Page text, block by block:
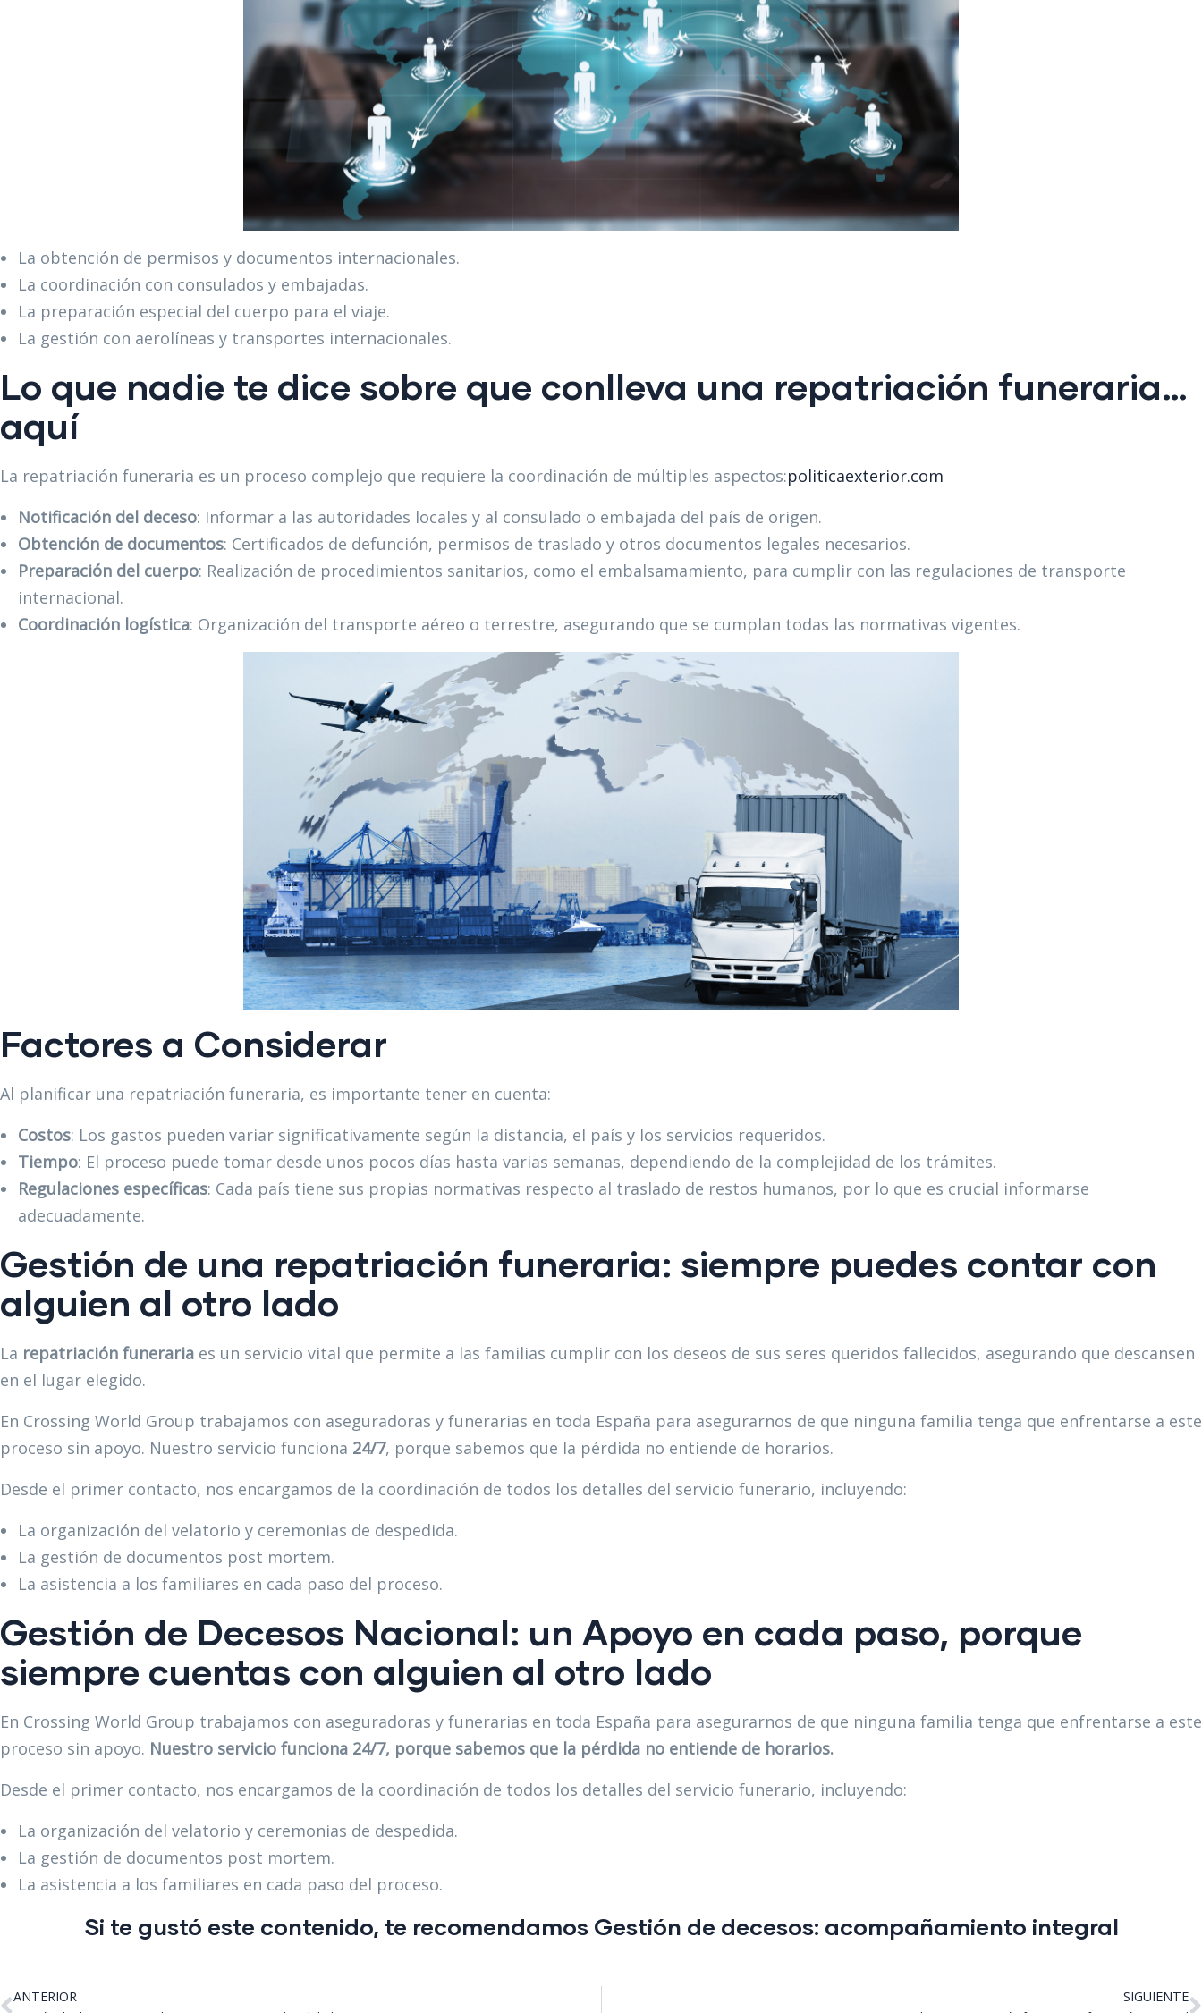
La obtención de permisos y documentos internacionales.
La coordinación con consulados y embajadas.
La preparación especial del cuerpo para el viaje.
La gestión con aerolíneas y transportes internacionales.
Lo que nadie te dice sobre que conlleva una repatriación funeraria…
aquí
La repatriación funeraria es un proceso complejo que requiere la coordinación de múltiples aspectos:​politicaexterior.com
Notificación del deceso: Informar a las autoridades locales y al consulado o embajada del país de origen.​
Obtención de documentos: Certificados de defunción, permisos de traslado y otros documentos legales necesarios.​
Preparación del cuerpo: Realización de procedimientos sanitarios, como el embalsamamiento, para cumplir con las regulaciones de transporte
internacional.​
Coordinación logística: Organización del transporte aéreo o terrestre, asegurando que se cumplan todas las normativas vigentes.​
Factores a Considerar
Al planificar una repatriación funeraria, es importante tener en cuenta:
Costos: Los gastos pueden variar significativamente según la distancia, el país y los servicios requeridos.​
Tiempo: El proceso puede tomar desde unos pocos días hasta varias semanas, dependiendo de la complejidad de los trámites.​
Regulaciones específicas: Cada país tiene sus propias normativas respecto al traslado de restos humanos, por lo que es crucial informarse
adecuadamente.​
Gestión de una repatriación funeraria: siempre puedes contar con
alguien al otro lado
La repatriación funeraria es un servicio vital que permite a las familias cumplir con los deseos de sus seres queridos fallecidos, asegurando que descansen
en el lugar elegido.
En Crossing World Group trabajamos con aseguradoras y funerarias en toda España para asegurarnos de que ninguna familia tenga que enfrentarse a este
proceso sin apoyo. Nuestro servicio funciona 24/7, porque sabemos que la pérdida no entiende de horarios.
Desde el primer contacto, nos encargamos de la coordinación de todos los detalles del servicio funerario, incluyendo:
La organización del velatorio y ceremonias de despedida.
La gestión de documentos post mortem.
La asistencia a los familiares en cada paso del proceso.
Gestión de Decesos Nacional: un Apoyo en cada paso, porque
siempre cuentas con alguien al otro lado
En Crossing World Group trabajamos con aseguradoras y funerarias en toda España para asegurarnos de que ninguna familia tenga que enfrentarse a este
proceso sin apoyo. Nuestro servicio funciona 24/7, porque sabemos que la pérdida no entiende de horarios.
Desde el primer contacto, nos encargamos de la coordinación de todos los detalles del servicio funerario, incluyendo:
La organización del velatorio y ceremonias de despedida.
La gestión de documentos post mortem.
La asistencia a los familiares en cada paso del proceso.
Si te gustó este contenido, te recomendamos Gestión de decesos: acompañamiento integral
ANTERIOR SIGUIENTE